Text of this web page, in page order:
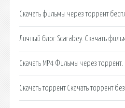
Скачать фильмы через торрент
Личный блог Scarabey. Скачать
Скачать MP4 Фильмы через торрент.
Скачать торрент Скачать торрент без.